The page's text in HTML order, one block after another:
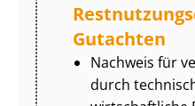
Gutachten
Nachweis für
durch